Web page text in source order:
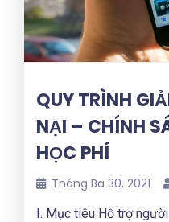
QUY TRÌNH
NẠI – CHÍNH
HỌC PHÍ
Tháng Ba 30, 2021
I. Mục tiêu Hỗ trợ